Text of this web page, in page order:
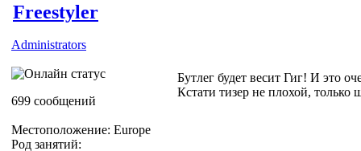
Freestyler
Administrators
699 сообщений
Местоположение: Europe
Род занятий:
Бутлег будет весит Гиг! И это
Кстати тизер не плохой, только